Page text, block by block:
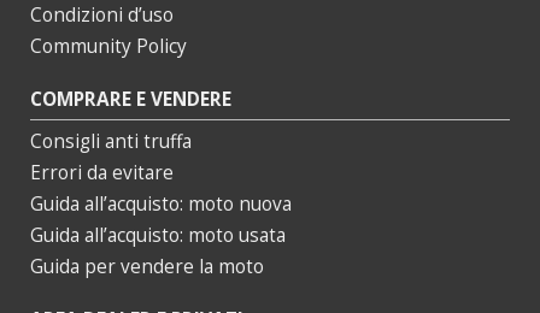
Condizioni d’uso
Community Policy
COMPRARE E VENDERE
Consigli anti truffa
Errori da evitare
Guida all’acquisto: moto nuova
Guida all’acquisto: moto usata
Guida per vendere la moto